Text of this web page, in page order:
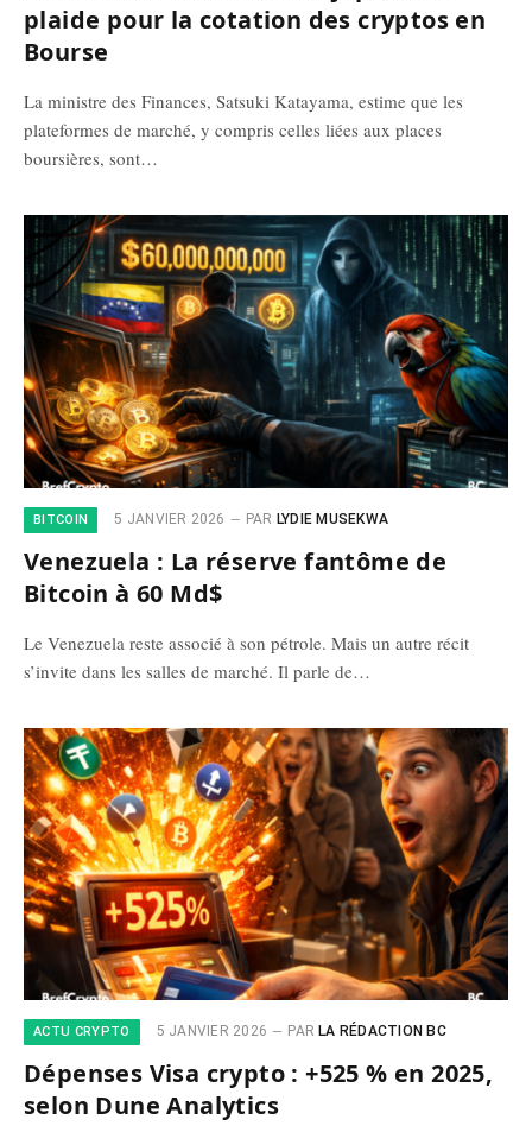
plaide pour la cotation des cryptos en
Bourse
La ministre des Finances, Satsuki Katayama, estime que les
plateformes de marché, y compris celles liées aux places
boursières, sont…
BITCOIN 5 JANVIER 2026 PAR LYDIE MUSEKWA
Venezuela : La réserve fantôme de
Bitcoin à 60 Md$
Le Venezuela reste associé à son pétrole. Mais un autre récit
s’invite dans les salles de marché. Il parle de…
ACTU CRYPTO 5 JANVIER 2026 PAR LA RÉDACTION BC
Dépenses Visa crypto : +525 % en 2025,
selon Dune Analytics